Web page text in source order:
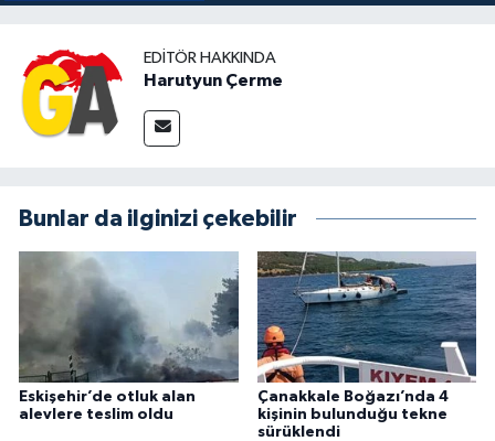
EDITÖR HAKKINDA
Harutyun Çerme
Bunlar da ilginizi çekebilir
Eskişehir’de otluk alan
alevlere teslim oldu
Çanakkale Boğazı’nda 4
kişinin bulunduğu tekne
sürüklendi